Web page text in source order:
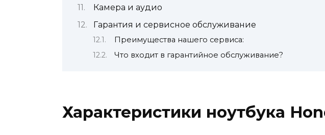
Камера и аудио
Гарантия и сервисное обслуживание
Преимущества нашего сервиса:
Что входит в гарантийное обслуживание?
Характеристики ноутбука